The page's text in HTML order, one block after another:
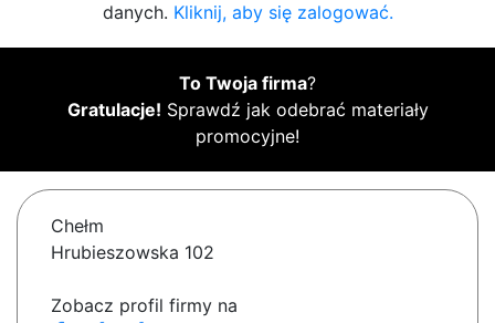
danych. Kliknij, aby się zalogować.
To Twoja firma?
Gratulacje! Sprawdź jak odebrać materiały
promocyjne!
Chełm
Hrubieszowska 102
Zobacz profil firmy na